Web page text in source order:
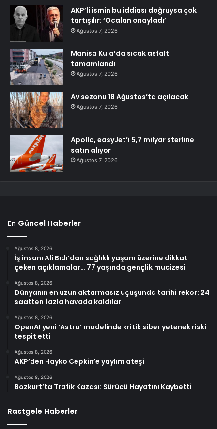
AKP’li ismin bu iddiası doğruysa çok
tartışılır: ‘Öcalan onayladı’
Ağustos 7, 2026
Manisa Kula’da sıcak asfalt
tamamlandı
Ağustos 7, 2026
Av sezonu 18 Ağustos’ta açılacak
Ağustos 7, 2026
Apollo, easyJet’i 5,7 milyar sterline
satın alıyor
Ağustos 7, 2026
En Güncel Haberler
Ağustos 8, 2026
İş insanı Ali Bıdı’dan sağlıklı yaşam üzerine dikkat
çeken açıklamalar… 77 yaşında gençlik mucizesi
Ağustos 8, 2026
Dünyanın en uzun aktarmasız uçuşunda tarihi rekor: 24
saatten fazla havada kaldılar
Ağustos 8, 2026
OpenAI yeni ’Astra’ modelinde kritik siber yetenek riski
tespit etti
Ağustos 8, 2026
AKP’den Hayko Cepkin’e yaylım ateşi
Ağustos 8, 2026
Bozkurt’ta Trafik Kazası: Sürücü Hayatını Kaybetti
Rastgele Haberler